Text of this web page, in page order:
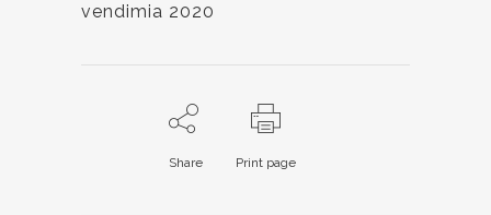
vendimia 2020
Share Print page